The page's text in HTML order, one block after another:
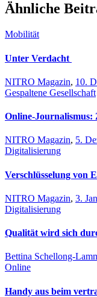
Ähnliche
Mobilität
Unter Verdacht
NITRO Magazin, 10.
Gespaltene Gesellschaft
Online-Journalismus:
NITRO Magazin, 5.
Digitalisierung
Verschlüsselung von
NITRO Magazin, 3.
Digitalisierung
Qualität wird sich
Bettina Schellong-
Online
Handy aus beim